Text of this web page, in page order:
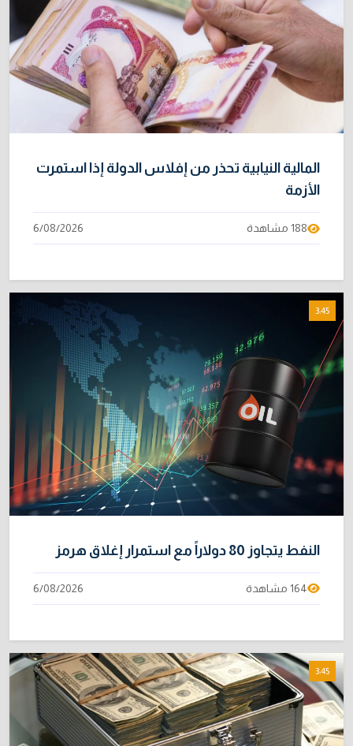
المالية النيابية تحذر من إفلاس الدولة إذا استمرت
الأزمة
188 مشاهدة 6/08/2026
3:45
النفط يتجاوز 80 دولاراً مع استمرار إغلاق هرمز
164 مشاهدة 6/08/2026
3:45